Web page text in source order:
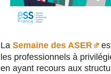
La Semaine des ASER
les professionnels à
en ayant recours aux